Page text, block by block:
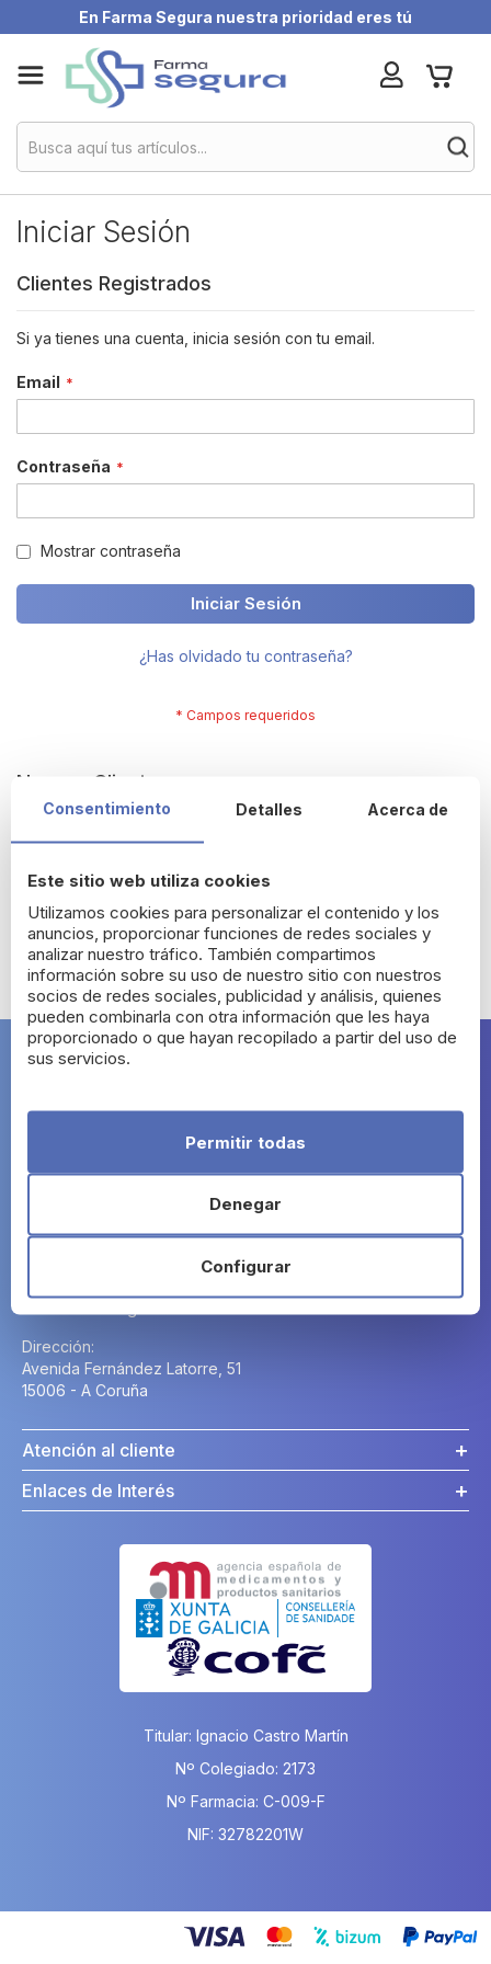
En Farma Segura nuestra prioridad eres tú
to
Content
My
Iniciar Sesión
Clientes Registrados
Si ya tienes una cuenta, inicia sesión con tu email.
Email
Contraseña
Mostrar contraseña
Iniciar Sesión
¿Has olvidado tu contraseña?
Nuevos Clientes
Crearte una cuenta tiene muchos beneficios: termina tus
pedidos y más.
Crear una cuenta
Consentimiento Detalles Acerca de
Este sitio web utiliza cookies
Utilizamos cookies para personalizar el contenido y los
anuncios, proporcionar funciones de redes sociales y
analizar nuestro tráfico. También compartimos
información sobre su uso de nuestro sitio con nuestros
socios de redes sociales, publicidad y análisis, quienes
pueden combinarla con otra información que les haya
proporcionado o que hayan recopilado a partir del uso de
sus servicios.
Configurar
Denegar
Permitir todas
Dirección:
Avenida Fernández Latorre, 51
15006 - A Coruña
Atención al cliente
Enlaces de Interés
Titular: Ignacio Castro Martín
Nº Colegiado: 2173
Nº Farmacia: C-009-F
NIF: 32782201W